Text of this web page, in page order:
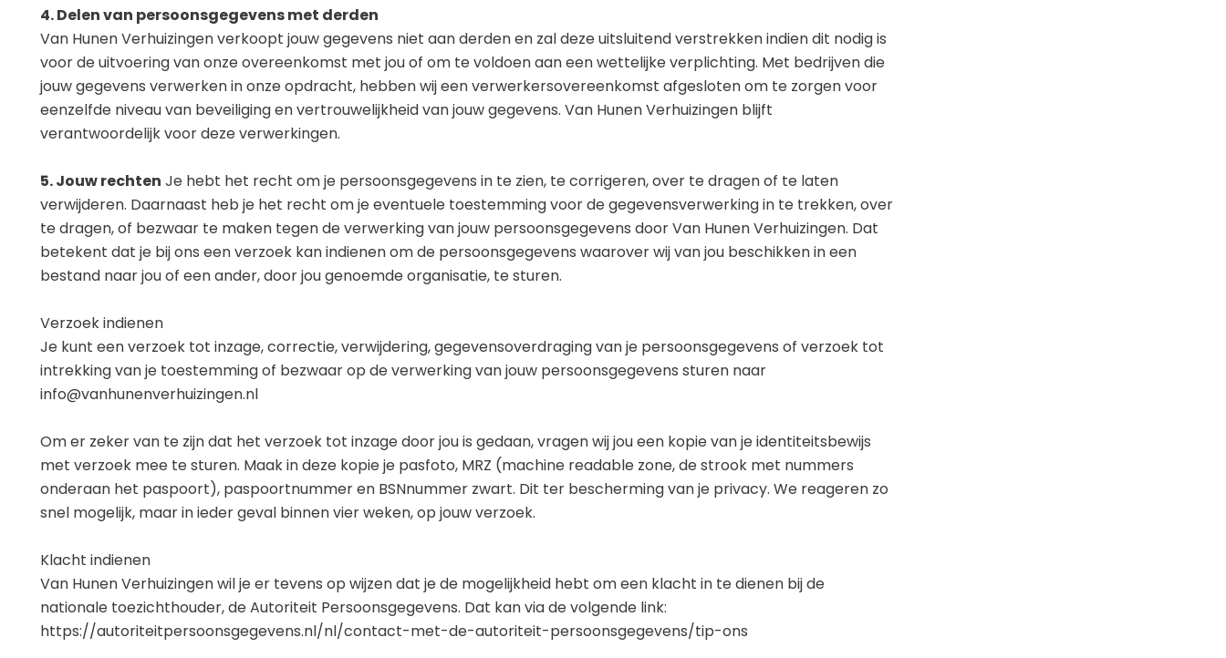
4. Delen van persoonsgegevens met derden
Van Hunen Verhuizingen verkoopt jouw gegevens niet aan derden en zal deze uitsluitend verstrekken indien dit nodig is
voor de uitvoering van onze overeenkomst met jou of om te voldoen aan een wettelijke verplichting. Met bedrijven die
jouw gegevens verwerken in onze opdracht, hebben wij een verwerkersovereenkomst afgesloten om te zorgen voor
eenzelfde niveau van beveiliging en vertrouwelijkheid van jouw gegevens. Van Hunen Verhuizingen blijft
verantwoordelijk voor deze verwerkingen.
5. Jouw rechten Je hebt het recht om je persoonsgegevens in te zien, te corrigeren, over te dragen of te laten
verwijderen. Daarnaast heb je het recht om je eventuele toestemming voor de gegevensverwerking in te trekken, over
te dragen, of bezwaar te maken tegen de verwerking van jouw persoonsgegevens door Van Hunen Verhuizingen. Dat
betekent dat je bij ons een verzoek kan indienen om de persoonsgegevens waarover wij van jou beschikken in een
bestand naar jou of een ander, door jou genoemde organisatie, te sturen.
Verzoek indienen
Je kunt een verzoek tot inzage, correctie, verwijdering, gegevensoverdraging van je persoonsgegevens of verzoek tot
intrekking van je toestemming of bezwaar op de verwerking van jouw persoonsgegevens sturen naar
info@vanhunenverhuizingen.nl
Om er zeker van te zijn dat het verzoek tot inzage door jou is gedaan, vragen wij jou een kopie van je identiteitsbewijs
met verzoek mee te sturen. Maak in deze kopie je pasfoto, MRZ (machine readable zone, de strook met nummers
onderaan het paspoort), paspoortnummer en BSNnummer zwart. Dit ter bescherming van je privacy. We reageren zo
snel mogelijk, maar in ieder geval binnen vier weken, op jouw verzoek.
Klacht indienen
Van Hunen Verhuizingen wil je er tevens op wijzen dat je de mogelijkheid hebt om een klacht in te dienen bij de
nationale toezichthouder, de Autoriteit Persoonsgegevens. Dat kan via de volgende link:
https://autoriteitpersoonsgegevens.nl/nl/contact-met-de-autoriteit-persoonsgegevens/tip-ons